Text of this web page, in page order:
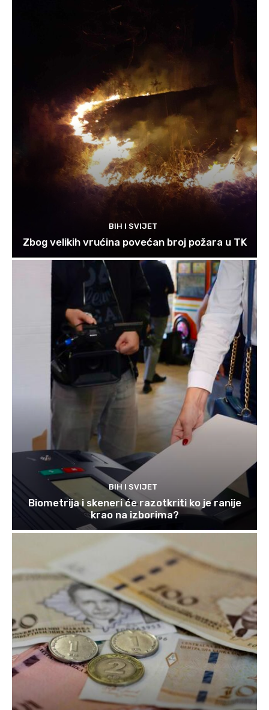
BIH I SVIJET
Zbog velikih vrućina povećan broj požara u TK
BIH I SVIJET
Biometrija i skeneri će razotkriti ko je ranije
krao na izborima?